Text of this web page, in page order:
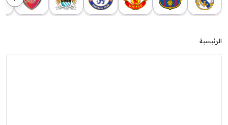
الرئيسية